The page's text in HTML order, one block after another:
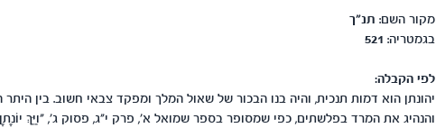
מקור השם: תנ"ך
בגמטריה: 521
לפי הקבלה:
יהונתן הוא דמות תנכית, והיה בנו הבכור של שאול המלך ומפקד צבאי חשוב. בין היתר
והנהיג את המרד בפלשתים, כפי שמסופר בספר שמואל א', פרק י"ג, פסוק ג', "וַיַּךְ